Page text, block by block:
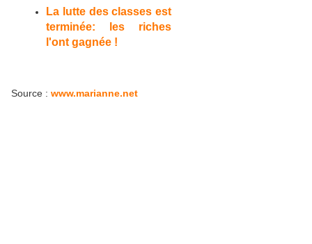
La lutte des classes est
terminée: les riches
l'ont gagnée !
Source : www.marianne.net